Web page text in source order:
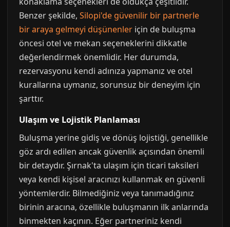
Benzer şekilde, Silopi'de güvenilir bir partnerle
bir araya gelmeyi düşünenler için de buluşma
öncesi otel ve mekan seçeneklerini dikkatle
değerlendirmek önemlidir. Her durumda,
rezervasyonu kendi adınıza yapmanız ve otel
kurallarına uymanız, sorunsuz bir deneyim için
şarttır.
Ulaşım ve Lojistik Planlaması
Buluşma yerine gidiş ve dönüş lojistiği, genellikle
göz ardı edilen ancak güvenlik açısından önemli
bir detaydır. Şırnak'ta ulaşım için ticari taksileri
veya kendi kişisel aracınızı kullanmak en güvenli
yöntemlerdir. Bilmediğiniz veya tanımadığınız
birinin aracına, özellikle buluşmanın ilk anlarında
binmekten kaçının. Eğer partneriniz kendi